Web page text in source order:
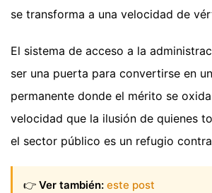
se transforma a una velocidad de
El sistema de acceso a la
ser una puerta para convertirse en
permanente donde el mérito se
velocidad que la ilusión de quienes
el sector público es un refugio
👉 Ver también: este post